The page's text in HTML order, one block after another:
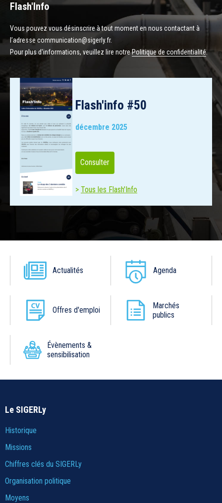
Flash'Info
Vous pouvez vous désinscrire à tout moment en nous contactant à
l’adresse communication@sigerly.fr.
Pour plus d'informations, veuillez lire notrePolitique de confidentialité.
Flash'info #50
décembre 2025
Consulter
Tous les Flash'Info
Actualités Agenda
Offres d'emploi
Marchés
publics
Évènements &
sensibilisation
Le SIGERLy
Historique
Missions
Chiffres clés du SIGERLy
Organisation politique
Moyens